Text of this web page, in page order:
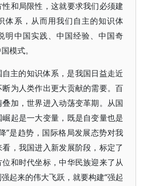
和局限性，这就要求我们必须建
体系，从而用我们自主的知识体
明中国实践、中国经验、中国奇
模式。
主的知识体系，是我国日益走近
为人类作出更大贡献的需要。百
加，世界进入动荡变革期。从国
起是一大变量，既是自变量也是
”是趋势，国际格局发展态势对我
，我国进入新发展阶段，标定了
和时代坐标，中华民族迎来了从
起来的伟大飞跃，就要构建“强起